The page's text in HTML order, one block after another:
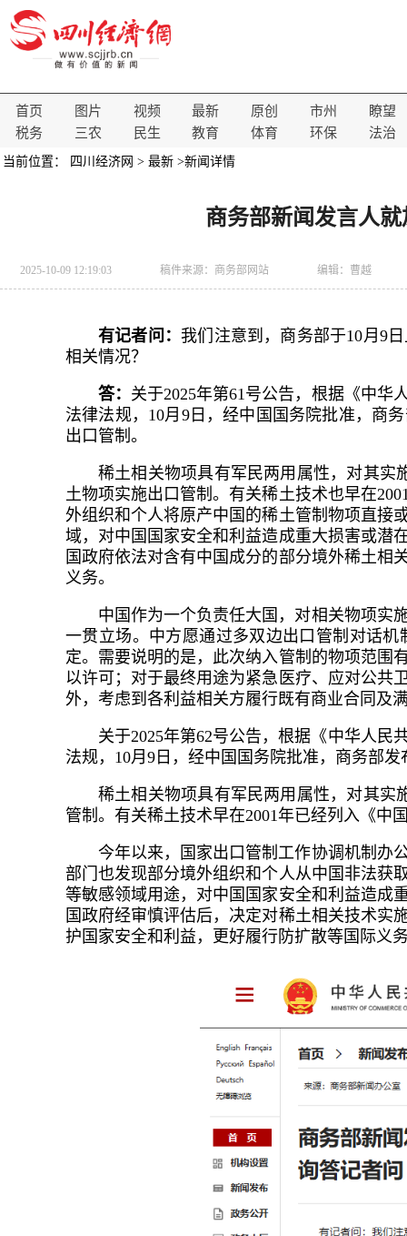
首页 图片 视频 最新 原创 市州
瞭望
税务
三农 民生 教育 体育 环保 法治
当前位置： 四川经济网 > 最新 >新闻详情
商务部新闻发言人
2025-10-09 12:19:03 稿件来源： 商务部网站 编辑：曹越
有记者问： 我们注意到，商务部于10月9
相关情况？
答： 关于2025年第61号公告，根据《中华
法律法规，10月9日，经中国国务院批准，商
出口管制。
稀土相关物项具有军民两用属性，对其实
土物项实施出口管制。有关稀土技术也早在
外组织和个人将原产中国的稀土管制物项直接
域，对中国国家安全和利益造成重大损害或潜
国政府依法对含有中国成分的部分境外稀土相
义务。
中国作为一个负责任大国，对相关物项实
一贯立场。中方愿通过多双边出口管制对话
定。需要说明的是，此次纳入管制的物项范围
以许可；对于最终用途为紧急医疗、应对公共
外，考虑到各利益相关方履行既有商业合同及
关于2025年第62号公告，根据《中华人
法规，10月9日，经中国国务院批准，商务部
稀土相关物项具有军民两用属性，对其实
管制。有关稀土技术早在2001年已经列入《中
今年以来，国家出口管制工作协调机制办
部门也发现部分境外组织和个人从中国非法获
等敏感领域用途，对中国国家安全和利益造成
国政府经审慎评估后，决定对稀土相关技术实
护国家安全和利益，更好履行防扩散等国际义